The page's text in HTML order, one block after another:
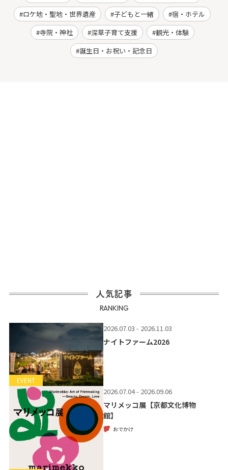
ロケ地・聖地・世界遺産
子どもと一緒
宿・ホテル
寺院・神社
深草子育て支援
観光・体験
誕生日・お祝い・記念日
人気記事
RANKING
EVENT
2026.07.03 - 2026.11.03
ナイトファーム2026
2026.07.04 - 2026.09.06
マリメッコ展【京都文化博物
館】
おでかけ